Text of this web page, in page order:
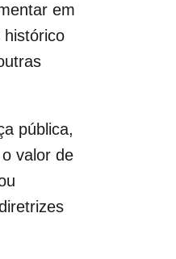
em
histórico
pública,
valor de